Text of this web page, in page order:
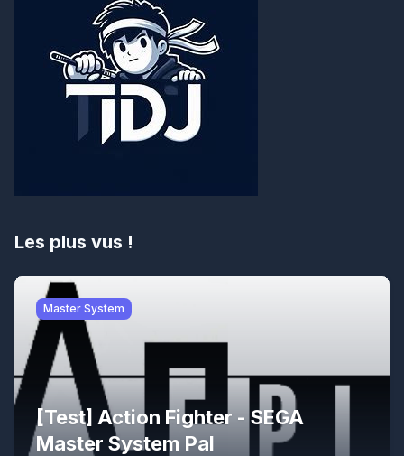
Les plus vus !
Master System
[Test] Action Fighter - SEGA
Master System Pal